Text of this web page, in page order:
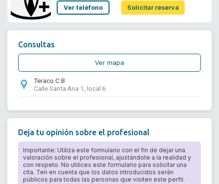
Soporte
Ver teléfono Solicitar reserva
Consultas
Ver mapa
Teraco C B
Calle Santa Ana 1, local 6
Deja tu opinión sobre el profesional
Importante: Utiliza este formulario con el fin de dejar una
valoración sobre el profesional, ajustándote a la realidad y
con respeto. No utilices este formulario para solicitar una
cita. Ten en cuenta que los datos introducidos serán
públicos para todas las personas que visiten este perfil.